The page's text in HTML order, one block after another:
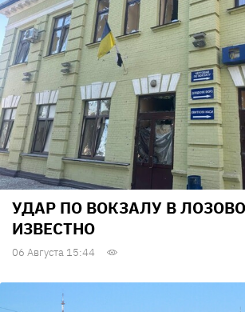
УДАР ПО ВОКЗАЛУ В
ИЗВЕСТНО
06 Августа 15:44